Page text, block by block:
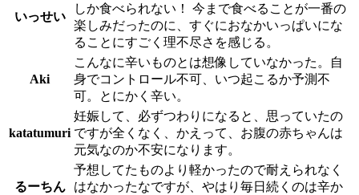
いっせい
しか食べられない！ 今まで食べることが一番の
楽しみだったのに、すぐにおなかいっぱいにな
ることにすごく理不尽さを感じる。
Aki
こんなに辛いものとは想像していなかった。自
身でコントロール不可、いつ起こるか予測不
可。とにかく辛い。
katatumuri
妊娠して、必ずつわりになると、思っていたの
ですが全くなく、かえって、お腹の赤ちゃんは
元気なのか不安になります。
るーちん
予想してたものより軽かったので耐えられなく
はなかったなですが、やはり毎日続くのは辛か